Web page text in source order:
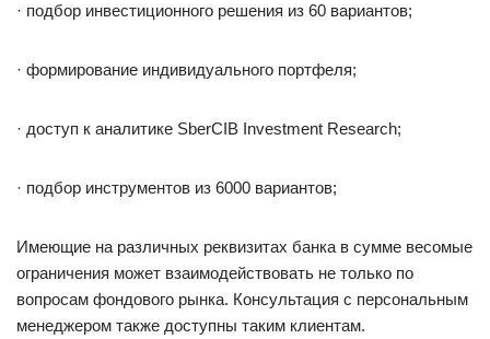
· подбор инвестиционного решения из 60 вариантов;
· формирование индивидуального портфеля;
· доступ к аналитике SberCIB Investment Research;
· подбор инструментов из 6000 вариантов;
Имеющие на различных реквизитах банка в сумме весомые
ограничения может взаимодействовать не только по
вопросам фондового рынка. Консультация с персональным
менеджером также доступны таким клиентам.